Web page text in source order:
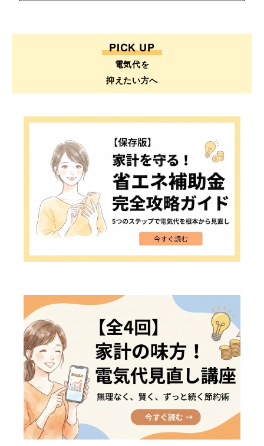
PICK UP
電気代を
抑えたい方へ